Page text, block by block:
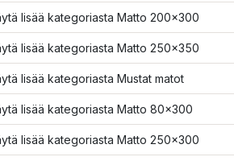
lisää kategoriasta Matto 200x300
lisää kategoriasta Matto 250x350
lisää kategoriasta Mustat matot
lisää kategoriasta Matto 80x300
lisää kategoriasta Matto 250x300